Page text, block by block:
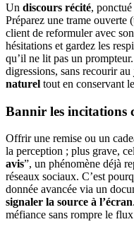
Un discours récité,
Préparez une trame ouverte
client de reformuler avec
hésitations et gardez les
qu’il ne lit pas un
digressions, sans recourir au
naturel tout en conservant
Bannir les incitations
Offrir une remise ou un
la perception ; plus grave,
avis”, un phénomène déjà
réseaux sociaux. C’est
donnée avancée via un
signaler la source à l’écran
méfiance sans rompre le